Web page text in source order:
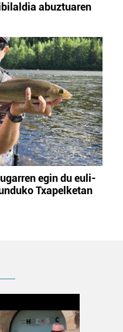
abuztuaren
egin du euli-
Txapelketan